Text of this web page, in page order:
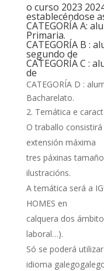
o curso 2023
establecéndose
CATEGORÍA A:
Primaria.
CATEGORÍA B :
segundo de
CATEGORÍA C :
de
CATEGORÍA D :
Bacharelato.
Temática e
O traballo
extensión máxima
tres páxinas
ilustracións.
A temática será a
HOMES en
calquera dos
laboral…).
Só se poderá
idioma